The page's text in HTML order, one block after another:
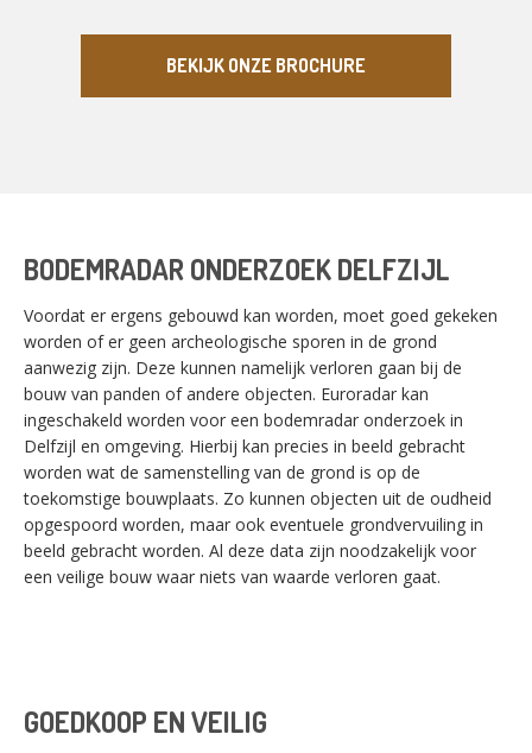
BEKIJK ONZE BROCHURE
BODEMRADAR ONDERZOEK DELFZIJL
Voordat er ergens gebouwd kan worden, moet goed gekeken
worden of er geen archeologische sporen in de grond
aanwezig zijn. Deze kunnen namelijk verloren gaan bij de
bouw van panden of andere objecten. Euroradar kan
ingeschakeld worden voor een bodemradar onderzoek in
Delfzijl en omgeving. Hierbij kan precies in beeld gebracht
worden wat de samenstelling van de grond is op de
toekomstige bouwplaats. Zo kunnen objecten uit de oudheid
opgespoord worden, maar ook eventuele grondvervuiling in
beeld gebracht worden. Al deze data zijn noodzakelijk voor
een veilige bouw waar niets van waarde verloren gaat.
GOEDKOOP EN VEILIG